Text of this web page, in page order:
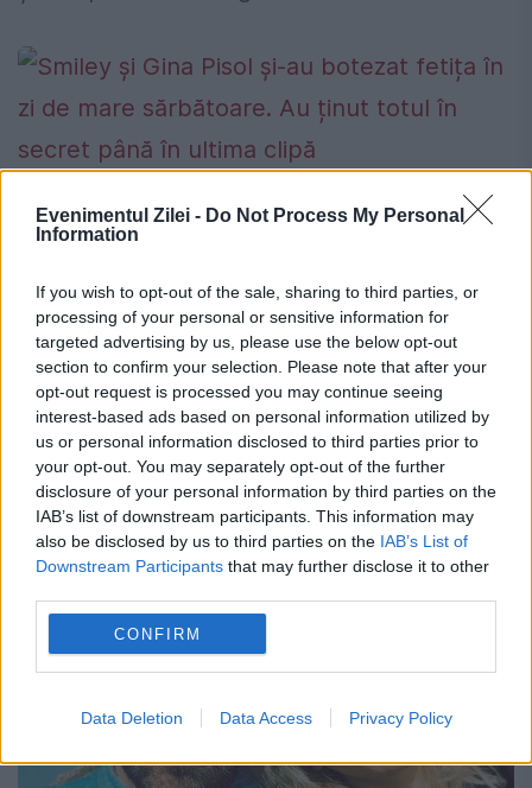
Evenimentul Zilei - Do Not Process My Personal
Information
If you wish to opt-out of the sale, sharing to third parties, or
processing of your personal or sensitive information for
targeted advertising by us, please use the below opt-out
section to confirm your selection. Please note that after your
opt-out request is processed you may continue seeing
interest-based ads based on personal information utilized by
us or personal information disclosed to third parties prior to
your opt-out. You may separately opt-out of the further
disclosure of your personal information by third parties on the
IAB’s list of downstream participants. This information may
also be disclosed by us to third parties on the IAB’s List of
Downstream Participants that may further disclose it to other
CONFIRM
Data Deletion Data Access Privacy Policy
Smiley și Gina Pisol și-au botezat fetița
în zi de mare sărbătoare. Au ținut totul
în secret până în ultima clipă
20 IUNIE 2021
Celebrul cuplu format din Smiley și Gina
Pistol a confirmat că, duminică, 20 iunie, a
avut loc slujba de creștinare a fetiței lor.
Mama micuței Josephine a subliniat că
evenimentul...